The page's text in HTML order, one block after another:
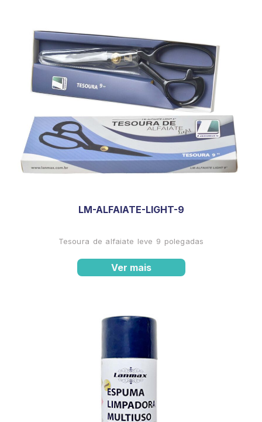
LM-ALFAIATE-LIGHT-9
Tesoura de alfaiate leve 9 polegadas
Ver mais